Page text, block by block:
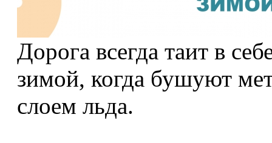
Дорога всегда таит в
зимой, когда бушуют
слоем льда.